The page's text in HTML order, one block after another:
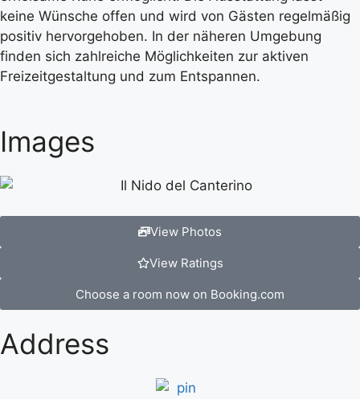
keine Wünsche offen und wird von Gästen regelmäßig
positiv hervorgehoben. In der näheren Umgebung
finden sich zahlreiche Möglichkeiten zur aktiven
Freizeitgestaltung und zum Entspannen.
Images
View Photos
View Ratings
Choose a room now on Booking.com
Address